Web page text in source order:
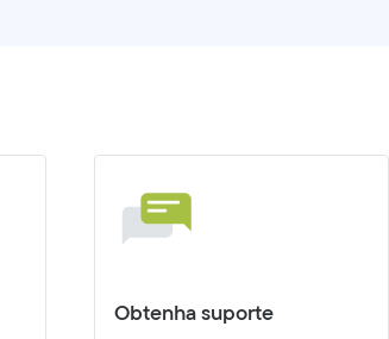
Obtenha suporte